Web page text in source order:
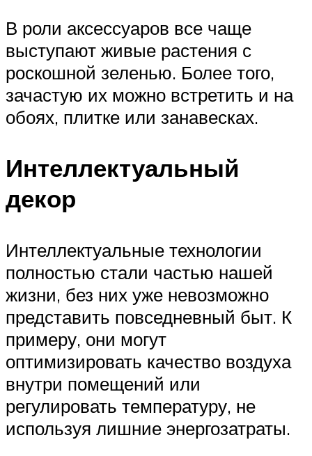
В роли аксессуаров все чаще
выступают живые растения с
роскошной зеленью. Более того,
зачастую их можно встретить и на
обоях, плитке или занавесках.
Интеллектуальный
декор
Интеллектуальные технологии
полностью стали частью нашей
жизни, без них уже невозможно
представить повседневный быт. К
примеру, они могут
оптимизировать качество воздуха
внутри помещений или
регулировать температуру, не
используя лишние энергозатраты.